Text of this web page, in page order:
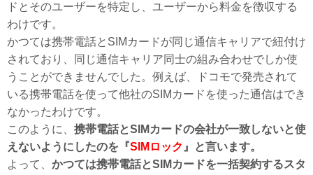
ドとそのユーザーを特定し、ユーザーから料金を徴収する
わけです。
かつては携帯電話とSIMカードが同じ通信キャリアで紐付け
されており、同じ通信キャリア同士の組み合わせでしか使
うことができませんでした。例えば、ドコモで発売されて
いる携帯電話を使って他社のSIMカードを使った通信はでき
なかったわけです。
このように、 携帯電話とSIMカードの会社が一致しないと使
えないようにしたのを『SIMロック 』と言います。
よって、 かつては携帯電話とSIMカードを一括契約するスタ